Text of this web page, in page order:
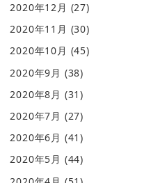
2020年12月 (27)
2020年11月 (30)
2020年10月 (45)
2020年9月 (38)
2020年8月 (31)
2020年7月 (27)
2020年6月 (41)
2020年5月 (44)